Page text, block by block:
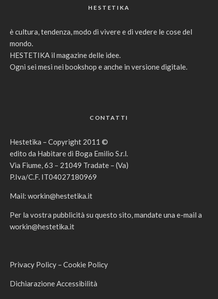
HESTETIKA
è cultura, tendenza, modo di vivere e di vedere le cose del
mondo.
HESTETIKA il magazine delle idee.
Ogni sei mesi nei bookshop e anche in versione digitale.
CONTATTI
Hestetika – Copyright 2011 ©
edito da Habitare di Boga Emilio S.r.l.
Via Fiume, 63 – 21049 Tradate – (Va)
P.Iva/C.F. IT04027180969
Mail: workin@hestetika.it
Per la vostra pubblicità su questo sito, mandate una e-mail a
workin@hestetika.it
Privacy Policy – Cookie Policy
Dichiarazione Accessibilità